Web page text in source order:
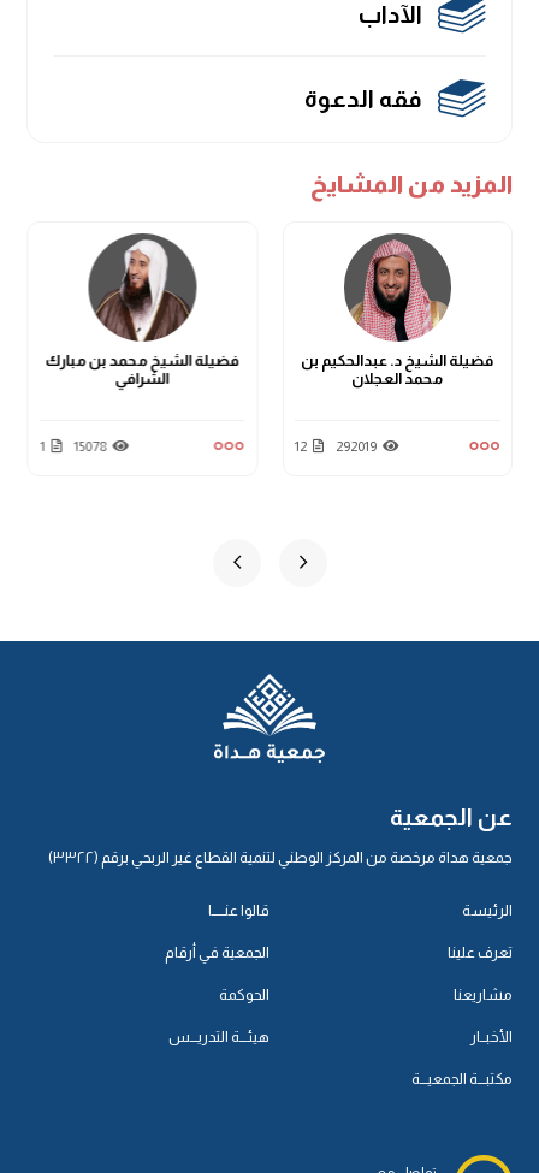
الآداب
فقه الدعوة
المزيد من المشايخ
فضيلة الشيخ د. عبدالحكيم بن
محمد العجلان
292019
12
فضيلة الشيخ محمد بن مبارك
الشرافي
15078
1
عن الجمعية
جمعية هداة مرخصة من المركز الوطني لتنمية القطاع غير الربحي برقم (٣٣٢٢)
الرئيسة
تعرف علينا
مشاريعنا
الأخبــار
مكتبـــة الجمعيـــة
قالوا عنـــــا
الجمعية في أرقام
الحوكمة
هيئـــة التدريـــس